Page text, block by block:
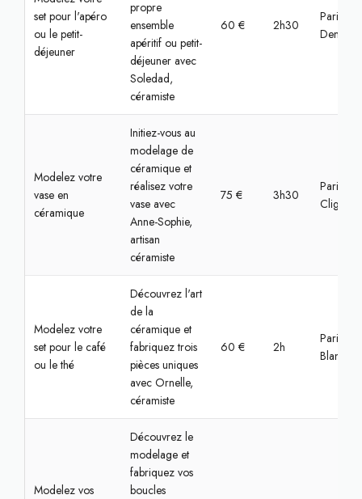
set pour l'apéro
ou le petit-
déjeuner
propre
ensemble
apéritif ou petit-
déjeuner avec
Soledad,
céramiste
60 € 2h30
Paris,
Denis
Modelez votre
vase en
céramique
Initiez-vous au
modelage de
céramique et
réalisez votre
vase avec
Anne-Sophie,
artisan
céramiste
75 € 3h30
Paris,
Modelez votre
set pour le café
ou le thé
Découvrez l'art
de la
céramique et
fabriquez trois
pièces uniques
avec Ornelle,
céramiste
60 € 2h
Paris,
Blanc
Modelez vos
Découvrez le
modelage et
fabriquez vos
boucles